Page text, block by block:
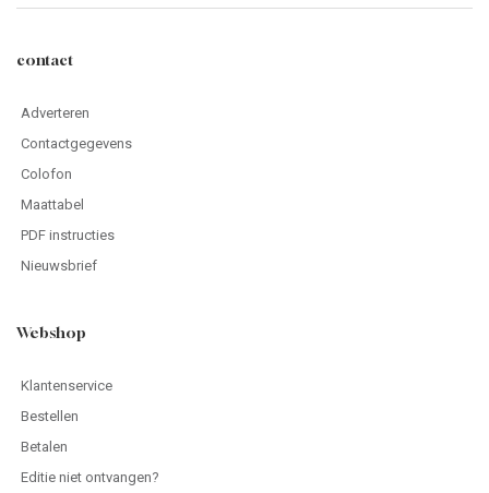
contact
Adverteren
Contactgegevens
Colofon
Maattabel
PDF instructies
Nieuwsbrief
Webshop
Klantenservice
Bestellen
Betalen
Editie niet ontvangen?